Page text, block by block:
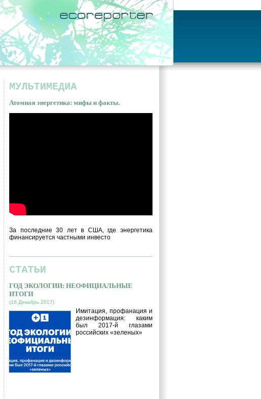
МУЛЬТИМЕДИА
Атомная энергетика: мифы и факты.
За последние 30 лет в США, где энергетика
финансируется частными инвесто
СТАТЬИ
ГОД ЭКОЛОГИИ: НЕОФИЦИАЛЬНЫЕ
ИТОГИ
(16 Декабрь 2017)
Имитация, профанация и
дезинформация: каким
был 2017-й глазами
российских «зеленых»